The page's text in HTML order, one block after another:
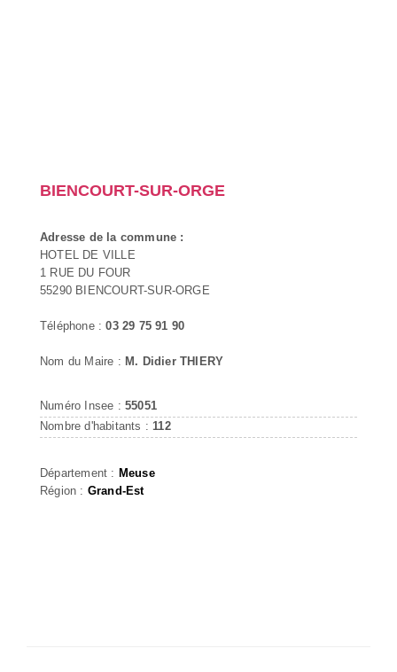
BIENCOURT-SUR-ORGE
Adresse de la commune :
HOTEL DE VILLE
1 RUE DU FOUR
55290 BIENCOURT-SUR-ORGE
Téléphone :03 29 75 91 90
Nom du Maire : M. Didier THIERY
Numéro Insee : 55051
Nombre d'habitants : 112
Département : Meuse
Région : Grand-Est